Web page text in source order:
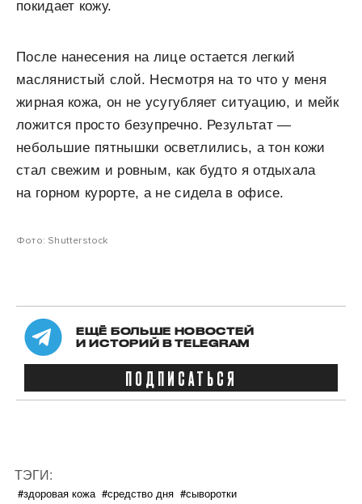
покидает кожу.
После нанесения на лице остается легкий
маслянистый слой. Несмотря на то что у меня
жирная кожа, он не усугубляет ситуацию, и мейк
ложится просто безупречно. Результат —
небольшие пятнышки осветлились, а тон кожи
стал свежим и ровным, как будто я отдыхала
на горном курорте, а не сидела в офисе.
Фото: Shutterstock
ЕЩЁ БОЛЬШЕ НОВОСТЕЙ
И ИСТОРИЙ В TELEGRAM
ПОДПИСАТЬСЯ
ТЭГИ:
#здоровая кожа #средство дня #сыворотки